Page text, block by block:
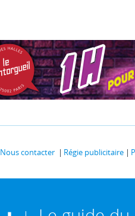
Nous contacter Régie publicitaire